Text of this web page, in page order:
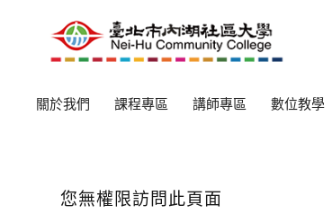
關於我們 課程專區 講師專區 數位教學
您無權限訪問此頁面